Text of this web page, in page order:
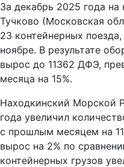
За декабрь 2025 года
Тучково (Московская
23 контейнерных
ноябре. В результате
вырос до 11362 ДФЭ,
месяца на 15%.
Находкинский Морской
года увеличил
с прошлым месяцем на
вырос на 2% по
контейнерных грузов